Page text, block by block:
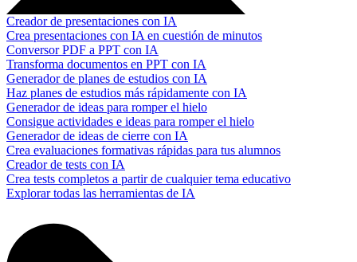
Creador de presentaciones con IA
Crea presentaciones con IA en cuestión de minutos
Conversor PDF a PPT con IA
Transforma documentos en PPT con IA
Generador de planes de estudios con IA
Haz planes de estudios más rápidamente con IA
Generador de ideas para romper el hielo
Consigue actividades e ideas para romper el hielo
Generador de ideas de cierre con IA
Crea evaluaciones formativas rápidas para tus alumnos
Creador de tests con IA
Crea tests completos a partir de cualquier tema educativo
Explorar todas las herramientas de IA